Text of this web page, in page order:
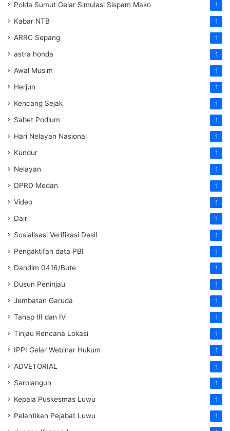
Polda Sumut Gelar Simulasi Sispam Mako 1
Kabar NTB 1
ARRC Sepang 1
astra honda 1
Awal Musim 1
Herjun 1
Kencang Sejak 1
Sabet Podium 1
Hari Nelayan Nasional 1
Kundur 1
Nelayan 1
DPRD Medan 1
Video 1
Dairi 1
Sosialisasi Verifikasi Desil 1
Pengaktifan data PBI 1
Dandim 0416/Bute 1
Dusun Peninjau 1
Jembatan Garuda 1
Tahap III dan IV 1
Tinjau Rencana Lokasi 1
IPPI Gelar Webinar Hukum 1
ADVETORIAL 1
Sarolangun 1
Kepala Puskesmas Luwu 1
Pelantikan Pejabat Luwu 1